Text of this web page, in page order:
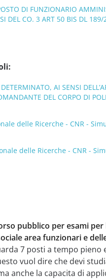
DI FUNZIONARIO
DEL CO. 3 ART 50 BIS DL
AI SENSI
DEL CORPO DI
delle Ricerche - CNR -
delle Ricerche - CNR -
pubblico per esami
area funzionari e
7 posti a tempo pieno
vuol dire che devi
anche la capacita di